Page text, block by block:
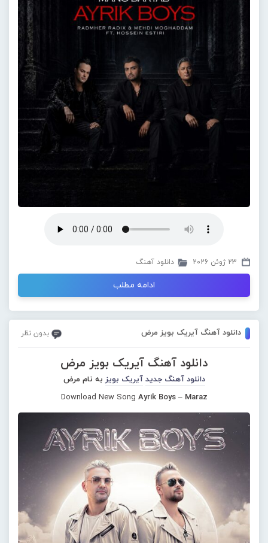
23 ژوئن 2026 دانلود آهنگ
ادامه مطلب
دانلود آهنگ آیریک بویز مرض بدون نظر
دانلود آهنگ آیریک بویز مرض
دانلود آهنگ جدید آیریک بویز به نام مرض
Download New Song Ayrik Boys – Maraz